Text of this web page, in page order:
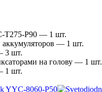
T275-P90 — 1 шт.
— 1 шт.
3 шт.
на голову — 1 шт.
1 шт.